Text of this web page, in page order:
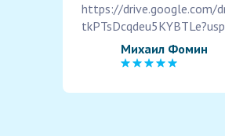
https://drive.google.com/
Михаил Фомин